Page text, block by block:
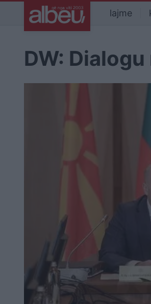
lajme
DW: